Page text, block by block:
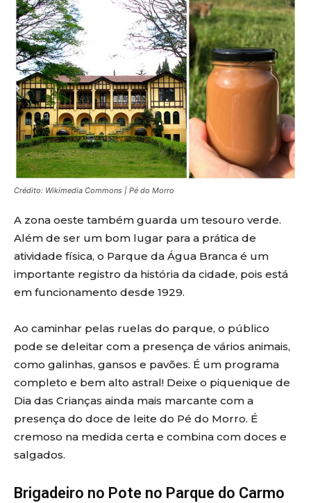
Crédito: Wikimedia Commons | Pé do Morro
A zona oeste também guarda um tesouro verde.
Além de ser um bom lugar para a prática de
atividade física, o Parque da Água Branca é um
importante registro da história da cidade, pois está
em funcionamento desde 1929.
Ao caminhar pelas ruelas do parque, o público
pode se deleitar com a presença de vários animais,
como galinhas, gansos e pavões. É um programa
completo e bem alto astral! Deixe o piquenique de
Dia das Crianças ainda mais marcante com a
presença do doce de leite do Pé do Morro. É
cremoso na medida certa e combina com doces e
salgados.
Brigadeiro no Pote no Parque do Carmo